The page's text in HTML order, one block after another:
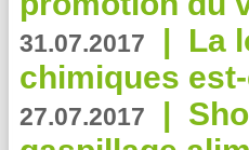
31.07.2017 | La
chimiques
27.07.2017 |